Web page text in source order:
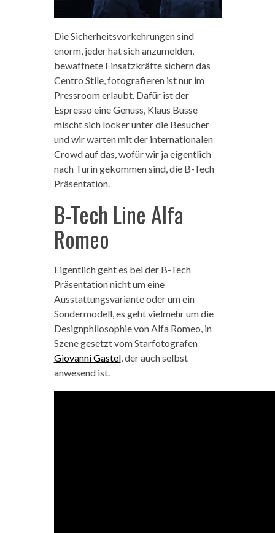
Die Sicherheitsvorkehrungen sind
enorm, jeder hat sich anzumelden,
bewaffnete Einsatzkräfte sichern das
Centro Stile, fotografieren ist nur im
Pressroom erlaubt. Dafür ist der
Espresso eine Genuss, Klaus Busse
mischt sich locker unter die Besucher
und wir warten mit der internationalen
Crowd auf das, wofür wir ja eigentlich
nach Turin gekommen sind, die B-Tech
Präsentation.
B-Tech Line Alfa
Romeo
Eigentlich geht es bei der B-Tech
Präsentation nicht um eine
Ausstattungsvariante oder um ein
Sondermodell, es geht vielmehr um die
Designphilosophie von Alfa Romeo, in
Szene gesetzt vom Starfotografen
Giovanni Gastel, der auch selbst
anwesend ist.